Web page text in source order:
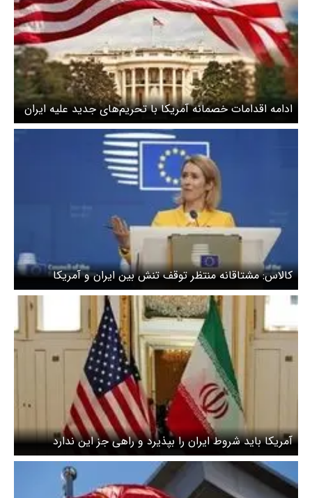
ادامه اقدامات خصمانه آمریکا با تحریم‌های جدید علیه ایران
کالاس: مشتاقانه منتظر توقف تنش بین ایران و آمریکا
هستیم
آمریکا باید شروط ایران را بپذیرد و راهی جز این ندارد